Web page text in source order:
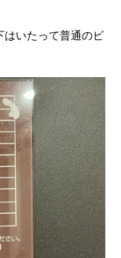
はいたって普通のビ